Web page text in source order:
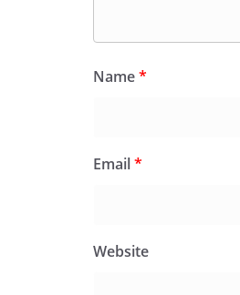
Name*
Email*
Website